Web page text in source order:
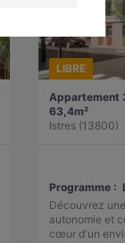
LIBRE
Appartement
63,4m²
Istres (13800)
Programme :
Découvrez
autonomie et
cœur d'un